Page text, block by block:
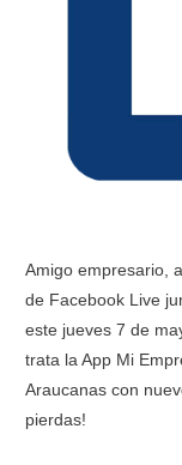
Amigo empresario,
de Facebook Live
este jueves 7 de
trata la App Mi
Araucanas con
pierdas!